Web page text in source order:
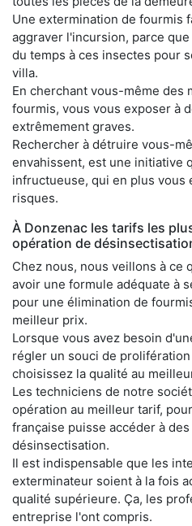
Une extermination de fourmis
aggraver l'incursion, parce
du temps à ces insectes pour
villa.
En cherchant vous-même des
fourmis, vous vous exposer à
extrêmement graves.
Rechercher à détruire vous-
envahissent, est une initiative
infructueuse, qui en plus vous
risques.
À Donzenac les tarifs les
opération de
Chez nous, nous veillons à ce
avoir une formule adéquate à
pour une élimination de
meilleur prix.
Lorsque vous avez besoin
régler un souci de
choisissez la qualité au
Les techniciens de notre
opération au meilleur tarif,
française puisse accéder à
désinsectisation.
Il est indispensable que les
exterminateur soient à la fois
qualité supérieure. Ça, les
entreprise l'ont compris.